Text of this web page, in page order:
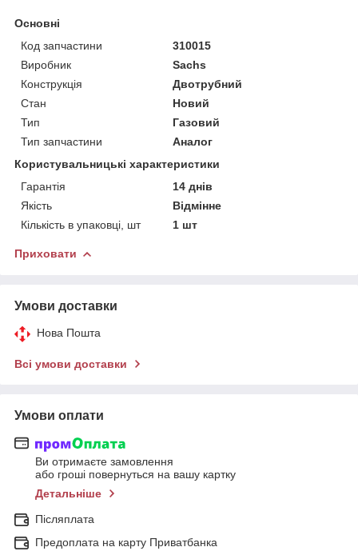
Основні
Код запчастини
310015
Виробник
Sachs
Конструкція
Двотрубний
Стан
Новий
Тип
Газовий
Тип запчастини
Аналог
Користувальницькі характеристики
Гарантія
14 днів
Якість
Відмінне
Кількість в упаковці, шт
1 шт
Приховати
Умови доставки
Нова Пошта
Всі умови доставки
Умови оплати
Ви отримаєте замовлення
або гроші повернуться на вашу картку
Детальніше
Післяплата
Предоплата на карту Приватбанка